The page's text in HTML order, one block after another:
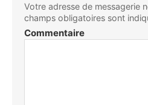
Votre adresse de messagerie
champs obligatoires sont
Commentaire